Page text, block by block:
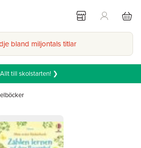
bland miljontals titlar
Allt till skolstarten! ❯